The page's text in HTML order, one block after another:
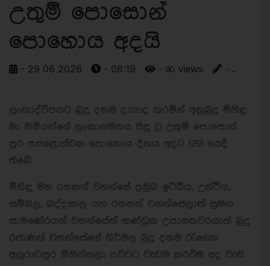
උතුම් පොසොන්
පොහොය අදයි
- 29 06 2026 - 08:19 - 90 views - ..
ලංකාද්වීපයට බුදු දහම දායාද කරමින් අනුබුදු මිහිඳු
මා හිමියන්ගේ ලංකාගමනය සිදු වූ උතුම් පොසොන්
පුර පසළොස්වක පොහොය දිනය අදට (29) යෙදී
තිබේ.
මිහිඳු මහ රහතන් වහන්සේ ප්‍රමුඛ ඉට්ඨිය, උත්ථිය,
සම්බල, බද්දසාල යන රහතන් වහන්සේලාත් සුමන
සාමණේරයන් වහන්සේත් භණ්ඩුක උපාසකවරයාත් බුදු
රජාණන් වහන්සේගේ නිර්මල බුදු දහම රැගෙන
අනුරාධපුර මිහින්තලා පව්වට වැඩම කරවීම අද වැනි